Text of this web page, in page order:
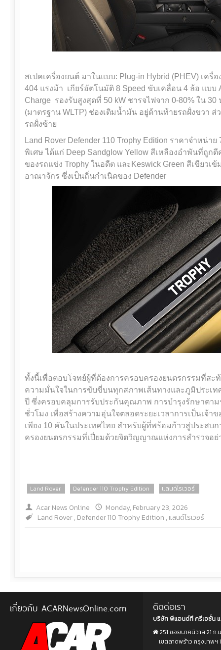
สเปคเครื่องยนต์ มาในแบบ: Plug-in Hybrid (PHEV) เค
404 แรงม้า เกียร์อัตโนมัติ 8 Speed ขับเคลื่อน 4 ล้อ แบบ
Charge รองรับสูงสุดที่ 50 kW ชารจไฟจาก 0-80% ใน
(มาตรฐาน WLTP) ช่องเติมน้ำมัน อยู่ด้านท้ายรถฝั่งขวา
รถฝั่งซ้าย
Land Rover Defender 110 Trophy Edition ราคาจำหน่า
พิเศษ ได้แก่ Deep Sandglow Yellow สีเหลืองอำพันที่ถู
ของรถแข่ง Trophy ในอดีต และKeswick Green สีเขียว
อาณาจักร ซึ่งเป็นถิ่นกำเนิดของ Defender
ทั้งนี้เพื่อตอบโจทย์ผู้ที่ต้องการครอบครองยนตรกรรมที่ส
ความมั่นใจในการขับขี่บนทุกสภาพเส้นทางและภูมิประเท
ปี ซึ่งครอบคลุมการรับประกันคุณภาพ การบำรุงรักษาตา
ชั่วโมง เพื่อสร้างความอุ่นใจตลอดระยะเวลาการเป็นเจ้า
เพียง 10 คันในประเทศไทย สำหรับผู้ที่พร้อมก้าวสู่ประส
ครองยนตรกรรมที่เปี่ยมด้วยจิตวิญญาณแห่งการสำรวจอย่
Land Rover Defender 110 Trophy Edition แลนด์โรเวอร์
Acar News Online
Monday, February 23, 2026
Land Rover , Defender 110 Trophy Edition , แลนด์โรเวอร์
เกี่ยวกับ ACARNewsOnline.com ติดต่อเรา
บริษัท พีแอนด์ที ครีเอชั่น
251 ซอยนาคนิวาส 21 ถ
เขตลาดพร้าว กรุงเทพฯ